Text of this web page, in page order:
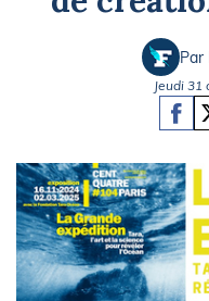
Par
Jeudi 31